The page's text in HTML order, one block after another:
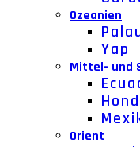
Ozeanien
Yap
Mittel- und
Orient